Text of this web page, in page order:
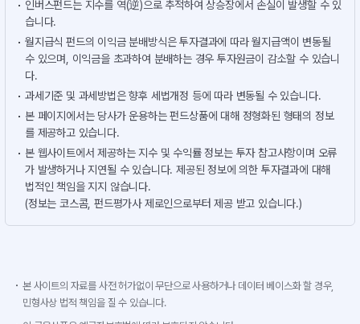
인버스펀드는 지수를 역(逆)으로 추적하여 상승장에서 손실이 발생할 수 있
습니다.
월지급식 펀드의 이익금 분배방식은 투자결과에 따라 월지급액이 변동될
수 있으며, 이익금을 초과하여 분배하는 경우 투자원금이 감소할 수 있습니
다.
과세기준 및 과세방법은 향후 세법개정 등에 따라 변동될 수 있습니다.
본 페이지에서는 당사가 운용하는 펀드상품에 대해 정형화된 형태의 정보
를 제공하고 있습니다.
본 웹사이트에서 제공하는 지수 및 수익률 정보는 투자 참고사항이며 오류
가 발생하거나 지연될 수 있습니다. 제공된 정보에 의한 투자결과에 대해
법적인 책임을 지지 않습니다.
(정보는 코스콤, 펀드평가사 제로인으로부터 제공 받고 있습니다.)
본 사이트의 자료를 사전 허가없이 무단으로 사용하거나 데이터 베이스화 할 경우,
민형사상 법적 책임을 질 수 있습니다.